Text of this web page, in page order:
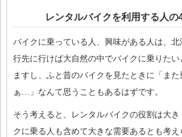
レンタルバイクを利用する人の
バイクに乗っている人、興味がある人は、
行先に行けば大自然の中でバイクに乗りたい
ますし、ふと昔のバイクを見たときに「ま
ぁ…」なんて思うこともあるはずです。
そう考えると、レンタルバイクの役割は大き
クに乗る人も含めて大きな需要あるとも考え